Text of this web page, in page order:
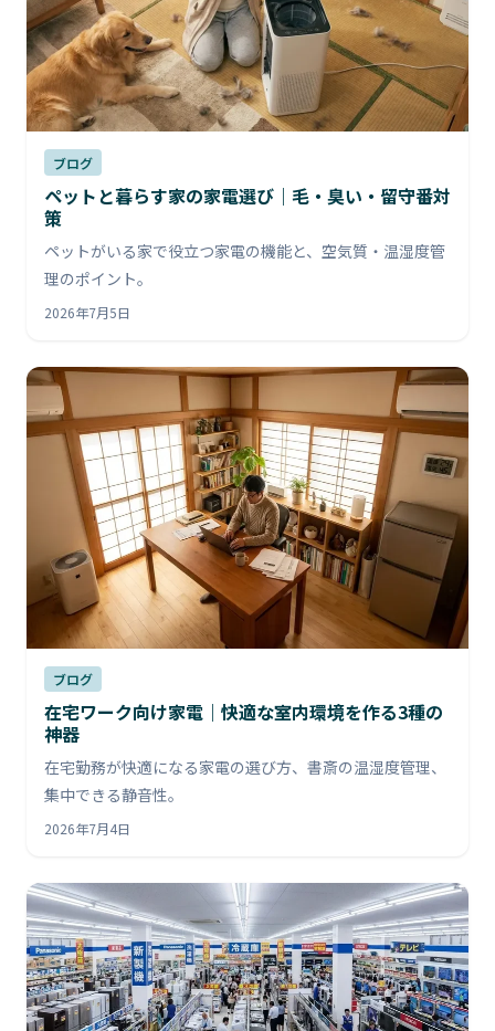
ブログ
ペットと暮らす家の家電選び｜毛・臭い・留守番対
策
ペットがいる家で役立つ家電の機能と、空気質・温湿度管
理のポイント。
2026年7月5日
ブログ
在宅ワーク向け家電｜快適な室内環境を作る3種の
神器
在宅勤務が快適になる家電の選び方、書斎の温湿度管理、
集中できる静音性。
2026年7月4日